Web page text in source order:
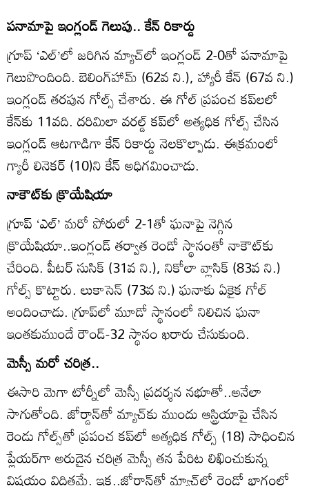
పనామాపై ఇంగ్లండ్‌ గెలుపు.. కేన్‌ రికార్డు
గ్రూప్‌ ‘ఎల్‌’లో జరిగిన మ్యాచ్‌లో ఇంగ్లండ్‌ 2-0తో పనామాపై
గెలుపొందింది. బెలింగ్‌హామ్‌ (62వ ని.), హ్యారీ కేన్‌ (67వ ని.)
ఇంగ్లండ్‌ తరపున గోల్స్‌ చేశారు. ఈ గోల్‌ ప్రపంచ కప్‌లలో
కేన్‌కు 11వది. దరిమిలా వరల్డ్‌ కప్‌లో అత్యధిక గోల్స్‌ చేసిన
ఇంగ్లండ్‌ ఆటగాడిగా కేన్‌ రికార్డు నెలకొల్పాడు. ఈక్రమంలో
గ్యారీ లినెకర్‌ (10)ని కేన్‌ అధిగమించాడు.
నాకౌట్‌కు క్రొయేషియా
గ్రూప్‌ ‘ఎల్‌’ మరో పోరులో 2-1తో ఘనాపై నెగ్గిన
క్రొయేషియా..ఇంగ్లండ్‌ తర్వాత రెండో స్థానంతో నాకౌట్‌కు
చేరింది. పీటర్‌ సుసిక్‌ (31వ ని.), నికోలా వ్లాసిక్‌ (83వ ని.)
గోల్స్‌ కొట్టారు. లుకాసెన్‌ (73వ ని.) ఘనాకు ఏకైక గోల్‌
అందించాడు. గ్రూప్‌లో మూడో స్థానంలో నిలిచిన ఘనా
ఇంతకుముందే రౌండ్‌-32 స్థానం ఖరారు చేసుకుంది.
మెస్సీ మరో చరిత్ర..
ఈసారి మెగా టోర్నీలో మెస్సీ ప్రదర్శన నభూతో..అనేలా
సాగుతోంది. జోర్డాన్‌తో మ్యాచ్‌కు ముందు ఆస్ట్రియాపై చేసిన
రెండు గోల్స్‌తో ప్రపంచ కప్‌లో అత్యధిక గోల్స్‌ (18) సాధించిన
ప్లేయర్‌గా అరుదైన చరిత్ర మెస్సీ తన పేరిట లిఖించుకున్న
విషయం విదితమే. ఇక..జోర్డాన్‌తో మ్యాచ్‌లో రెండో భాగంలో